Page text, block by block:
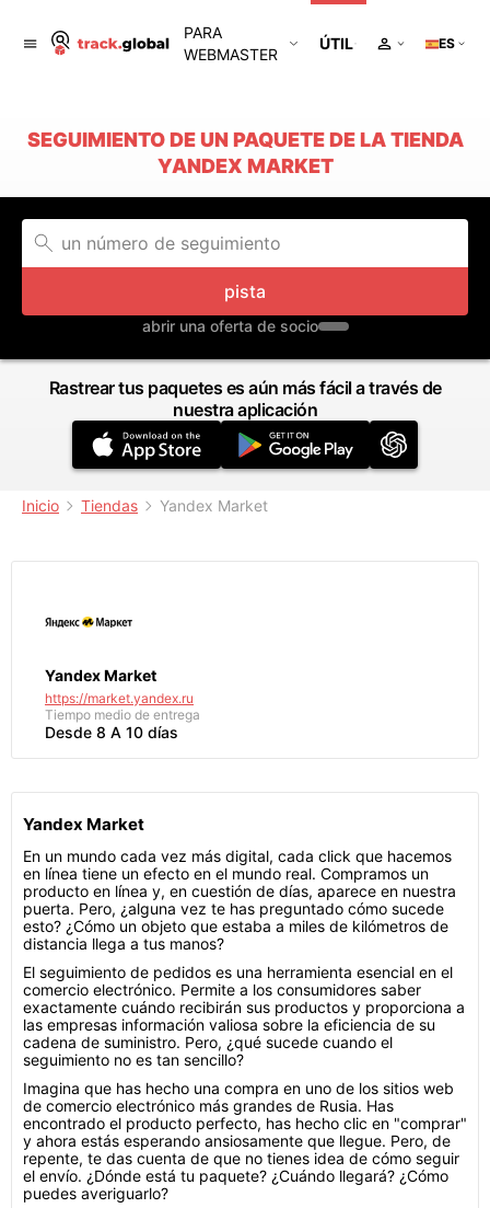
PARA
WEBMASTER
ÚTIL ES
SEGUIMIENTO DE UN PAQUETE DE LA TIENDA
YANDEX MARKET
pista
abrir una oferta de socio
Rastrear tus paquetes es aún más fácil a través de
nuestra aplicación
Inicio Tiendas Yandex Market
Yandex Market
https://market.yandex.ru
Tiempo medio de entrega
Desde 8 A 10 días
Yandex Market
En un mundo cada vez más digital, cada click que hacemos
en línea tiene un efecto en el mundo real. Compramos un
producto en línea y, en cuestión de días, aparece en nuestra
puerta. Pero, ¿alguna vez te has preguntado cómo sucede
esto? ¿Cómo un objeto que estaba a miles de kilómetros de
distancia llega a tus manos?
El seguimiento de pedidos es una herramienta esencial en el
comercio electrónico. Permite a los consumidores saber
exactamente cuándo recibirán sus productos y proporciona a
las empresas información valiosa sobre la eficiencia de su
cadena de suministro. Pero, ¿qué sucede cuando el
seguimiento no es tan sencillo?
Imagina que has hecho una compra en uno de los sitios web
de comercio electrónico más grandes de Rusia. Has
encontrado el producto perfecto, has hecho clic en "comprar"
y ahora estás esperando ansiosamente que llegue. Pero, de
repente, te das cuenta de que no tienes idea de cómo seguir
el envío. ¿Dónde está tu paquete? ¿Cuándo llegará? ¿Cómo
puedes averiguarlo?